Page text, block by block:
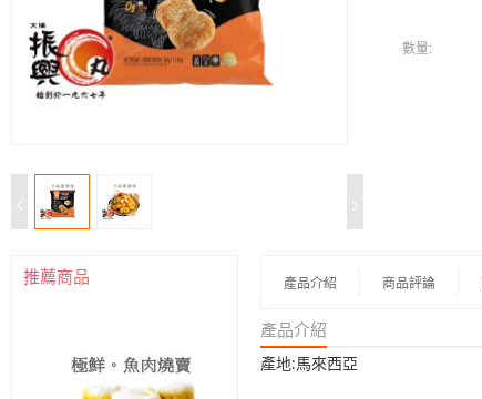
數量:
推薦商品 產品介紹 商品評論
產品介紹
產地:馬來西亞